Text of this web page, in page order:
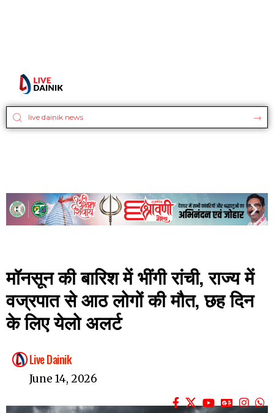
मॉनसून की बारिश में भींगी रांची, राज्य में
वज्रपात से आठ लोगों की मौत, छह दिन
के लिए येलो अलर्ट
Live Dainik
June 14, 2026